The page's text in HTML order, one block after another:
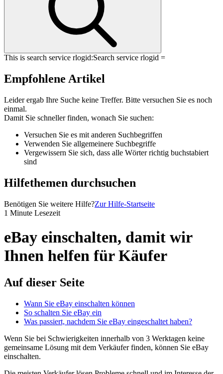
This is search service rlogid:Search service rlogid =
Empfohlene Artikel
Leider ergab Ihre Suche keine Treffer. Bitte versuchen Sie es noch
einmal.
Damit Sie schneller finden, wonach Sie suchen:
Versuchen Sie es mit anderen Suchbegriffen
Verwenden Sie allgemeinere Suchbegriffe
Vergewissern Sie sich, dass alle Wörter richtig buchstabiert
sind
Hilfethemen durchsuchen
Benötigen Sie weitere Hilfe?Zur Hilfe-Startseite
1 Minute Lesezeit
eBay einschalten, damit wir
Ihnen helfen für Käufer
Auf dieser Seite
Wann Sie eBay einschalten können
So schalten Sie eBay ein
Was passiert, nachdem Sie eBay eingeschaltet haben?
Wenn Sie bei Schwierigkeiten innerhalb von 3 Werktagen keine
gemeinsame Lösung mit dem Verkäufer finden, können Sie eBay
einschalten.